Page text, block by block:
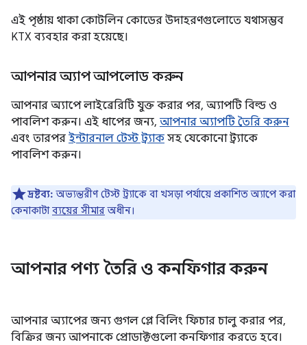
এই পৃষ্ঠায় থাকা কোটলিন কোডের উদাহরণগুলোতে যথাসম্ভব
KTX ব্যবহার করা হয়েছে।
আপনার অ্যাপ আপলোড করুন
আপনার অ্যাপে লাইব্রেরিটি যুক্ত করার পর, অ্যাপটি বিল্ড ও
পাবলিশ করুন। এই ধাপের জন্য, আপনার অ্যাপটি তৈরি করুন
এবং তারপর ইন্টারনাল টেস্ট ট্র্যাক সহ যেকোনো ট্র্যাকে
পাবলিশ করুন।
দ্রষ্টব্য: অভ্যন্তরীণ টেস্ট ট্র্যাকে বা খসড়া পর্যায়ে প্রকাশিত অ্যাপে করা
কেনাকাটাব্যয়ের সীমারঅধীন।
আপনার পণ্য তৈরি ও কনফিগার করুন
আপনার অ্যাপের জন্য গুগল প্লে বিলিং ফিচার চালু করার পর,
বিক্রির জন্য আপনাকে প্রোডাক্টগুলো কনফিগার করতে হবে।